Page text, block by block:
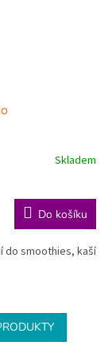
Skladem
Do košíku
do smoothies, kaší